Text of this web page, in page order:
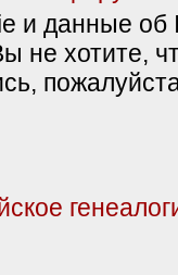
и данные об
не хотите,